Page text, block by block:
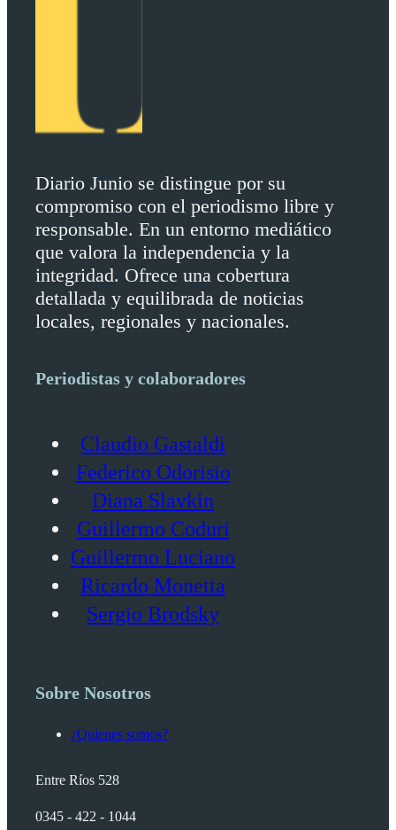
Diario Junio se distingue por su
compromiso con el periodismo libre y
responsable. En un entorno mediático
que valora la independencia y la
integridad. Ofrece una cobertura
detallada y equilibrada de noticias
locales, regionales y nacionales.
Periodistas y colaboradores
Claudio Gastaldi
Federico Odorisio
Diana Slavkin
Guillermo Coduri
Guillermo Luciano
Ricardo Monetta
Sergio Brodsky
Sobre Nosotros
¿Quienes somos?
Entre Ríos 528
0345 - 422 - 1044